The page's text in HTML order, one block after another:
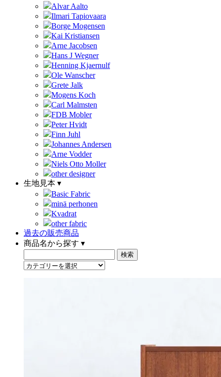
Alvar Aalto
Ilmari Tapiovaara
Borge Mogensen
Kai Kristiansen
Arne Jacobsen
Hans J Wegner
Henning Kjaernulf
Ole Wanscher
Grete Jalk
Mogens Koch
Carl Malmsten
FDB Mobler
Peter Hvidt
Finn Juhl
Johannes Andersen
Arne Vodder
Niels Otto Moller
other designer
生地見本 ▾
Basic Fabric
minä perhonen
Kvadrat
other fabric
過去の販売商品
商品名から探す ▾